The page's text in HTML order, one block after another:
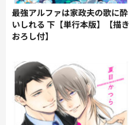
最強アルファは家政夫の歌に酔
いしれる 下【単行本版】【描き
おろし付】